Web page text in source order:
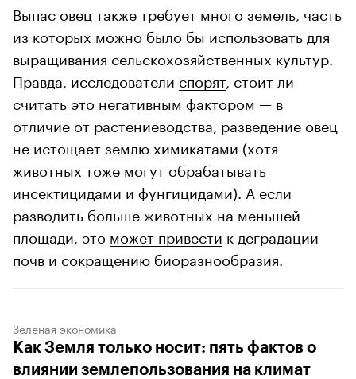
Выпас овец также требует много земель, часть
из которых можно было бы использовать для
выращивания сельскохозяйственных культур.
Правда, исследователи спорят, стоит ли
считать это негативным фактором — в
отличие от растениеводства, разведение овец
не истощает землю химикатами (хотя
животных тоже могут обрабатывать
инсектицидами и фунгицидами). А если
разводить больше животных на меньшей
площади, это может привести к деградации
почв и сокращению биоразнообразия.
Зеленая экономика
Как Земля только носит: пять фактов о
влиянии землепользования на климат